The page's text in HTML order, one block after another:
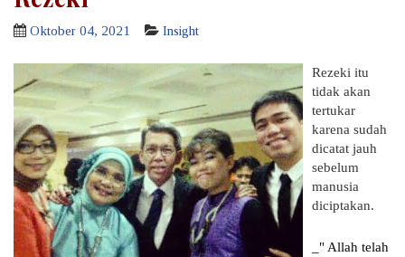
Oktober 04, 2021 Insight
Rezeki itu
tidak akan
tertukar
karena sudah
dicatat jauh
sebelum
manusia
diciptakan.
_" Allah telah